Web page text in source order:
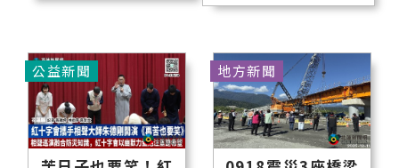
公益新聞 地方新聞